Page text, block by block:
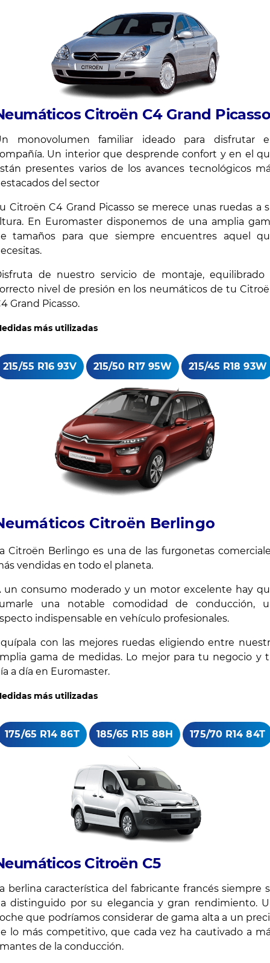
Citroën C4 Grand Picasso
monovolumen familiar ideado para disfrutar
Un interior que desprende confort y en el
presentes varios de los avances tecnológicos
del sector
Citroën C4 Grand Picasso se merece unas ruedas a
En Euromaster disponemos de una amplia
tamaños para que siempre encuentres aquel
de nuestro servicio de montaje, equilibrado
nivel de presión en los neumáticos de tu
Grand Picasso.
más utilizadas
215/55 R16 93V 215/50 R17 95W 215/45 R18 93W
Citroën Berlingo
Citroën Berlingo es una de las furgonetas
vendidas en todo el planeta.
un consumo moderado y un motor excelente hay
una notable comodidad de conducción,
indispensable en vehículo profesionales.
con las mejores ruedas eligiendo entre
gama de medidas. Lo mejor para tu negocio y
a día en Euromaster.
más utilizadas
175/65 R14 86T 185/65 R15 88H 175/70 R14 84T
Citroën C5
berlina característica del fabricante francés siempre
distinguido por su elegancia y gran rendimiento.
que podríamos considerar de gama alta a un
lo más competitivo, que cada vez ha cautivado a
de la conducción.